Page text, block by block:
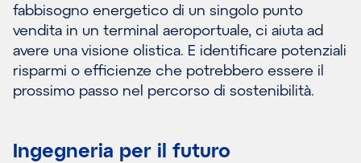
fabbisogno energetico di un singolo punto
vendita in un terminal aeroportuale, ci aiuta ad
avere una visione olistica. E identificare potenziali
risparmi o efficienze che potrebbero essere il
prossimo passo nel percorso di sostenibilità.
Ingegneria per il futuro